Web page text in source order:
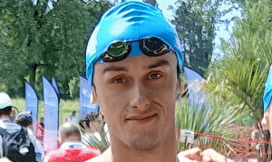
Exporter les lignes sélectionnées
Exporter toutes les colonnes
Exporter uniquement les colonnes affichées
Menu
<
>